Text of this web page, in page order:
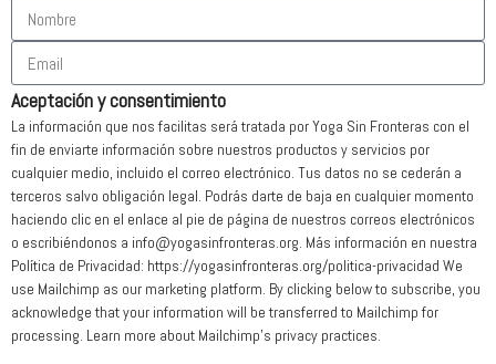
Aceptación y consentimiento
La información que nos facilitas será tratada por Yoga Sin Fronteras con el
fin de enviarte información sobre nuestros productos y servicios por
cualquier medio, incluido el correo electrónico. Tus datos no se cederán a
terceros salvo obligación legal. Podrás darte de baja en cualquier momento
haciendo clic en el enlace al pie de página de nuestros correos electrónicos
o escribiéndonos a info@yogasinfronteras.org. Más información en nuestra
Política de Privacidad: https://yogasinfronteras.org/politica-privacidad We
use Mailchimp as our marketing platform. By clicking below to subscribe, you
acknowledge that your information will be transferred to Mailchimp for
processing. Learn more about Mailchimp's privacy practices.